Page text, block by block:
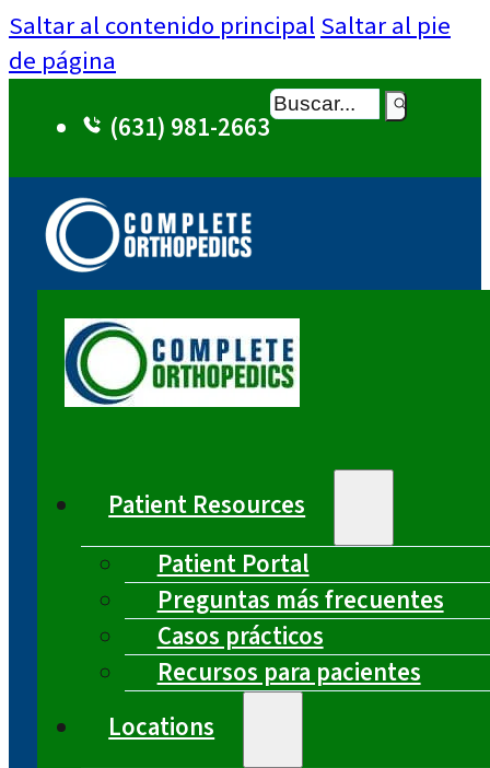
Saltar al contenido principal Saltar al pie
de página
(631) 981-2663
Buscar
Patient Resources
Patient Portal
Preguntas más frecuentes
Casos prácticos
Recursos para pacientes
Locations